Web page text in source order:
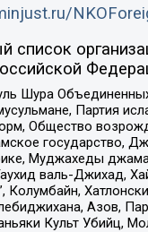
Шура
Партия
Общество
государство,
Муджахеды
валь-Джихад,
Колумбайн,
Азов,
Культ Убийц,